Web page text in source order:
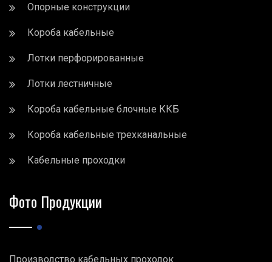
Опорные конструкции
Короба кабельные
Лотки перфорированные
Лотки лестничные
Короба кабельные блочные ККБ
Короба кабельные трехканальные
Кабельные проходки
Фото Продукции
Производство кабельных проходок